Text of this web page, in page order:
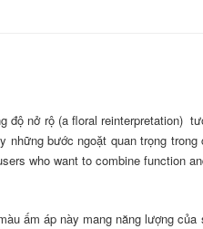
độ nở rộ (a floral reinterpretation)
bước ngoặt quan trọng
who want to combine function
ấm áp này mang năng lượng của